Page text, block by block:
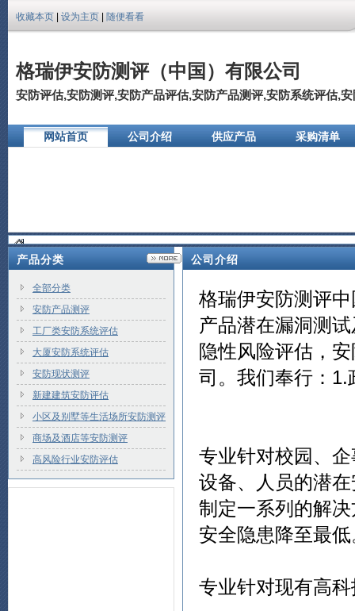
收藏本页 设为主页 随便看看
格瑞伊安防测评（中国）有限公司
安防评估,安防测评,安防产品评估,安防产品测评,安防系统评估,
网站首页 公司介绍 供应产品
采购清单
产品分类
全部分类
安防产品测评
工厂类安防系统评估
大厦安防系统评估
安防现状测评
新建建筑安防评估
小区及别墅等生活场所安防测评
商场及酒店等安防测评
高风险行业安防评估
公司介绍
格瑞伊安防测评
产品潜在漏洞测
隐性风险评估，
司。我们奉行：1.
专业针对校园、
设备、人员的潜
制定一系列的解
安全隐患降至最
专业针对现有高